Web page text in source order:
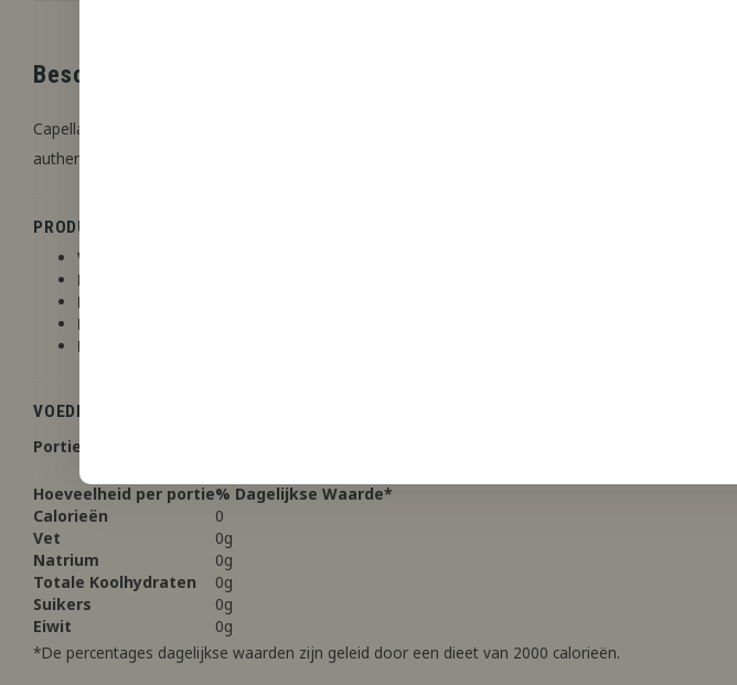
Beschrijving
Capella Flavors biedt hooggeconcentreerde aroma’s die ideaal zijn voor een breed scala aan
authentieke smaken te leveren, met een focus op veelzijdigheid en gebruiksvriendelijkheid. Het
PRODUCTDETAILS
Vlampunt
Lijn
Bevat Stevia
Bevat Acetoin of Acetyl Propionyl
Niet-smaakstoffen
VOEDINGSFEITEN
Portiegrootte
Hoeveelheid per portie% Dagelijkse Waarde*
Calorieën
0
Vet
0g
Natrium
0g
Totale Koolhydraten
0g
Suikers
0g
Eiwit
0g
*De percentages dagelijkse waarden zijn geleid door een dieet van 2000 calorieën.